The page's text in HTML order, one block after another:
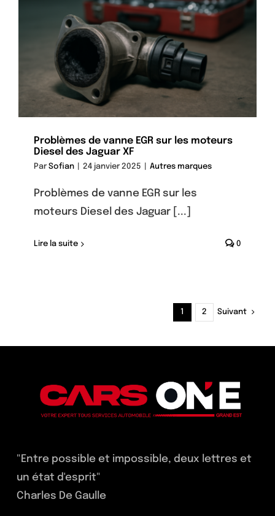
Problèmes de vanne EGR sur les moteurs
Diesel des Jaguar XF
ParSofian 24 janvier 2025 Autres marques
Problèmes de vanne EGR sur les
moteurs Diesel des Jaguar [...]
Lire la suite 0
1 2 Suivant
"Entre possible et impossible, deux lettres et
un état d'esprit"
Charles De Gaulle